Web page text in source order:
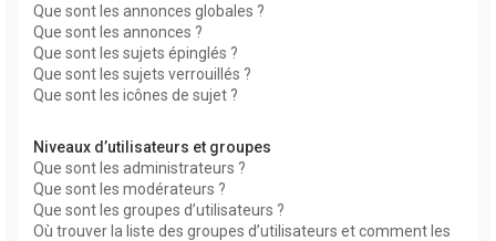
Que sont les annonces globales ?
Que sont les annonces ?
Que sont les sujets épinglés ?
Que sont les sujets verrouillés ?
Que sont les icônes de sujet ?
Niveaux d’utilisateurs et groupes
Que sont les administrateurs ?
Que sont les modérateurs ?
Que sont les groupes d’utilisateurs ?
Où trouver la liste des groupes d’utilisateurs et comment les